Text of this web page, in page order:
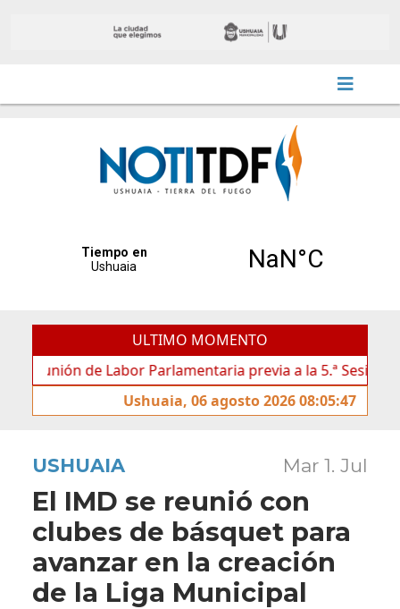
ULTIMO MOMENTO
de Labor Parlamentaria previa a la 5.ª Sesión
Ushuaia, 06 agosto 2026 08:05:47
USHUAIA Mar 1. Jul
El IMD se reunió con
clubes de básquet para
avanzar en la creación
de la Liga Municipal